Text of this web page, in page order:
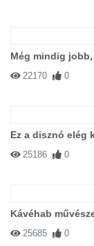
Még mindig
22170 0
Ez a disznó elég
25186 0
Kávéhab
25685 0